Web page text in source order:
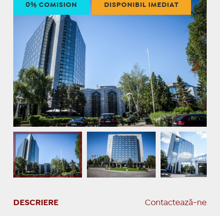
0% COMISION DISPONIBIL IMEDIAT
DESCRIERE Contactează-ne